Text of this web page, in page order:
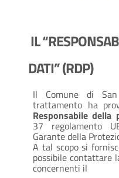
IL
DATI” (RDP)
Il Comune di
trattamento ha
Responsabile
37 regolamento
Garante della
A tal scopo si
possibile contattare
concernenti il